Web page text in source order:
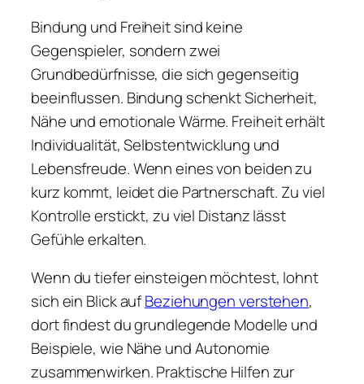
Bindung und Freiheit sind keine
Gegenspieler, sondern zwei
Grundbedürfnisse, die sich gegenseitig
beeinflussen. Bindung schenkt Sicherheit,
Nähe und emotionale Wärme. Freiheit erhält
Individualität, Selbstentwicklung und
Lebensfreude. Wenn eines von beiden zu
kurz kommt, leidet die Partnerschaft. Zu viel
Kontrolle erstickt, zu viel Distanz lässt
Gefühle erkalten.
Wenn du tiefer einsteigen möchtest, lohnt
sich ein Blick aufBeziehungen verstehen,
dort findest du grundlegende Modelle und
Beispiele, wie Nähe und Autonomie
zusammenwirken. Praktische Hilfen zur